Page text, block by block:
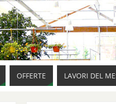
OFFERTE LAVORI DEL